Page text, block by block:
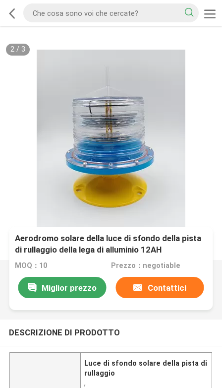
2/ 3
Aerodromo solare della luce di sfondo della pista
di rullaggio della lega di alluminio 12AH
MOQ：10 Prezzo：negotiable
Miglior prezzo Contattici
DESCRIZIONE DI PRODOTTO
Luce di sfondo solare della pista di
rullaggio
,